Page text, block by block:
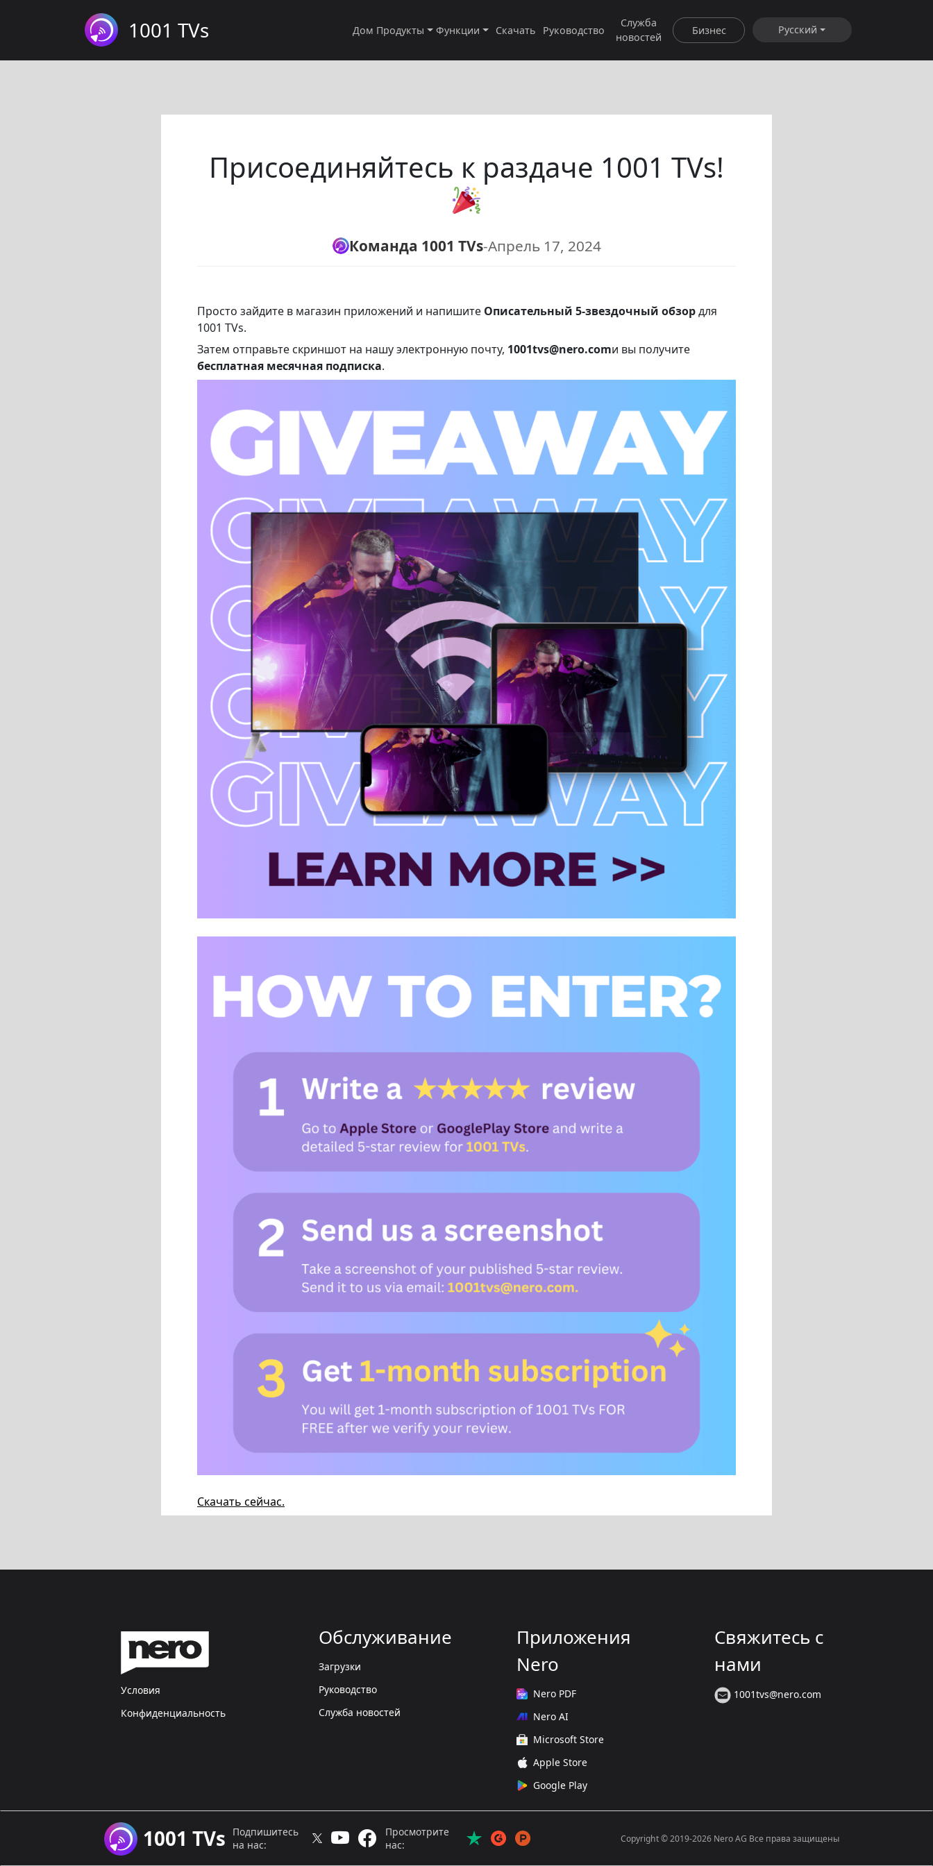
1001 TVs Дом Продукты Функции Скачать Руководство
Служба
новостей
Бизнес Русский
Присоединяйтесь к раздаче 1001 TVs!
Команда 1001 TVs-Апрель 17, 2024
Просто зайдите в магазин приложений и напишите Описательный 5-звездочный обзордля
1001 TVs.
Затем отправьте скриншот на нашу электронную почту, 1001tvs@nero.comи вы получите
бесплатная месячная подписка.
Скачать сейчас.
Условия
Конфиденциальность
Обслуживание
Загрузки
Руководство
Служба новостей
Приложения
Nero
Nero PDF
Nero AI
Microsoft Store
Apple Store
Google Play
Свяжитесь с
нами
1001tvs@nero.com
1001 TVs
Подпишитесь
на нас:
Просмотрите
нас:
Copyright © 2019-2026 Nero AG Все права защищены